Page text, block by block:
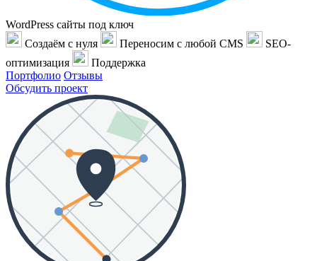
WordPress сайты под ключ
Создаём с нуля
Переносим с любой CMS
SEO-
оптимизация
Поддержка
Портфолио Отзывы
Обсудить проект